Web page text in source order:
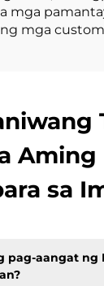
mga
mga
Aming
sa
pag-aangat ng